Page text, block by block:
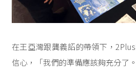
在王亞灣跟龔義詔的帶領下，
信心，「我們的準備應該夠充分了。